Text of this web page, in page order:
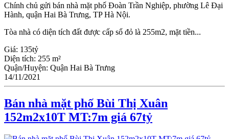
Chính chủ gửi bán nhà mặt phố Đoàn Trần Nghiệp, phường Lê Đại
Hành, quận Hai Bà Trưng, TP Hà Nội.
Tòa nhà có diện tích đất được cấp sổ đỏ là 255m2, mặt tiền...
Giá: 135tỷ
Diện tích: 255 m²
Quận/Huyện: Quận Hai Bà Trưng
14/11/2021
Bán nhà mặt phố Bùi Thị Xuân
152m2x10T MT:7m giá 67tỷ